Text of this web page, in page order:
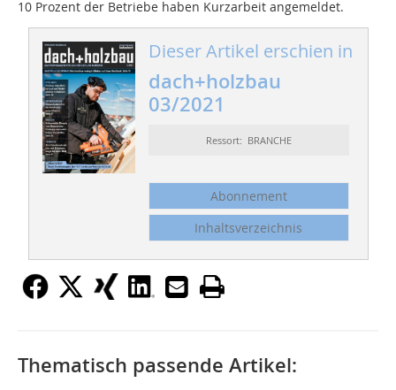
10 Prozent der Betriebe haben Kurzarbeit angemeldet.
Dieser Artikel erschien in
dach+holzbau
03/2021
Ressort: BRANCHE
Abonnement
Inhaltsverzeichnis
Thematisch passende Artikel: